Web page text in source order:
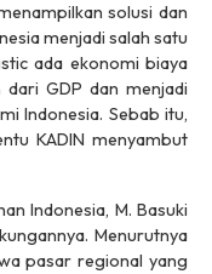
solusi dan
menjadi salah satu
ada ekonomi biaya
GDP dan menjadi
Indonesia. Sebab itu,
KADIN menyambut
Indonesia, M. Basuki
Menurutnya
pasar regional yang